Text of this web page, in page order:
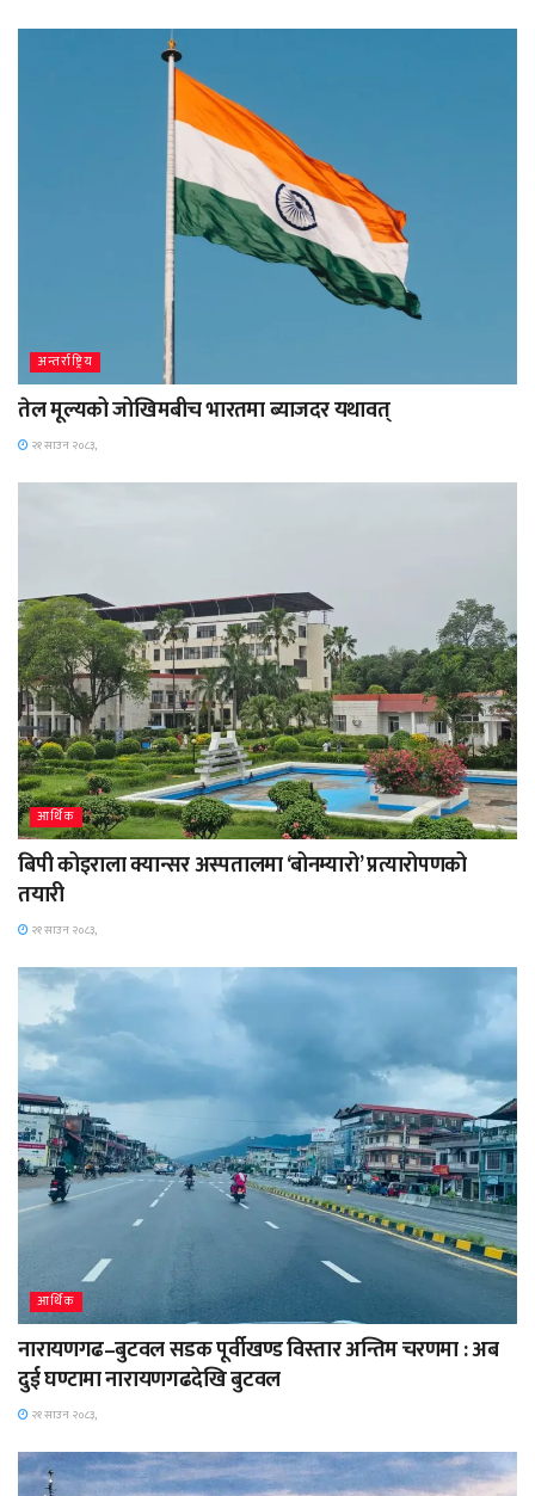
अन्तर्राष्ट्रिय
तेल मूल्यको जोखिमबीच भारतमा ब्याजदर यथावत्
२१ साउन २०८३,
आर्थिक
बिपी कोइराला क्यान्सर अस्पतालमा ‘बोनम्यारो’ प्रत्यारोपणको
तयारी
२१ साउन २०८३,
आर्थिक
नारायणगढ–बुटवल सडक पूर्वीखण्ड विस्तार अन्तिम चरणमा : अब
दुई घण्टामा नारायणगढदेखि बुटवल
२१ साउन २०८३,